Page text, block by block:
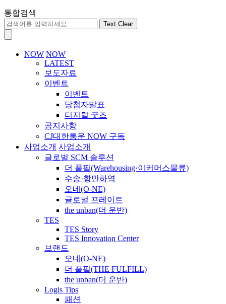
통합검색
Text Clear
NOW NOW
LATEST
보도자료
이벤트
이벤트
당첨자발표
디지털 굿즈
공지사항
CJ대한통운 NOW 구독
사업소개 사업소개
글로벌 SCM 솔루션
더 풀필(Warehousing·이커머스물류)
수송·항만하역
오네(O-NE)
글로벌 프레이트
the unban(더 운반)
TES
TES Story
TES Innovation Center
브랜드
오네(O-NE)
더 풀필(THE FULFILL)
the unban(더 운반)
Logis Tips
패션